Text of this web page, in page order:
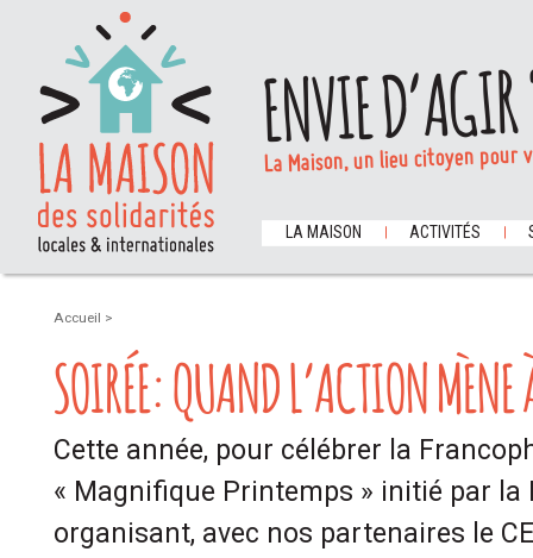
ENVIE
La Maison, un lieu citoyen
LA MAISON ACTIVITÉS
Accueil >
SOIRÉE: QUAND L’ACTION MÈNE
Cette année, pour célébrer la
« Magnifique Printemps » initié par la
organisant, avec nos partenaires le